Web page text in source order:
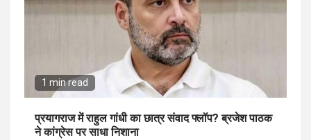
1 min read
प्रयागराज में राहुल गांधी का छात्र संवाद फ्लॉप? ब्रजेश पाठक
ने कांग्रेस पर साधा निशाना